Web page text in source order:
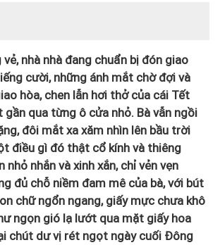
nhà nhà đang chuẩn bị đón giao
cười, những ánh mắt chờ đợi và
hòa, chen lẫn hơi thở của cái Tết
gần qua từng ô cửa nhỏ. Bà vẫn ngồi
đôi mắt xa xăm nhìn lên bầu trời
điều gì đó thật cổ kính và thiêng
nhỏ nhắn và xinh xắn, chỉ vẻn vẹn
đủ chỗ niềm đam mê của bà, với bút
chữ ngổn ngang, giấy mực chưa khô
ngọn gió lạ lướt qua mặt giấy hoa
chút dư vị rét ngọt ngày cuối Đông